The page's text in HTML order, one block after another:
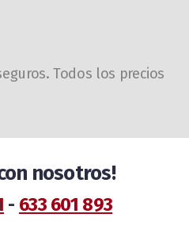
Todos los precios
nosotros!
- 633 601 893